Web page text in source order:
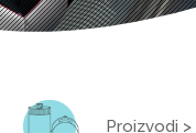
Proizvodi >